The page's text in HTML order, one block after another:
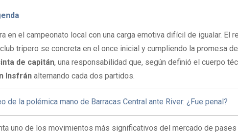
en el campeonato local con una carga emotiva difícil de igualar. El
tripero se concreta en el once inicial y cumpliendo la promesa
de capitán, una responsabilidad que, según definió el cuerpo
Insfrán alternando cada dos partidos.
de la polémica mano de Barracas Central ante River: ¿Fue penal?
uno de los movimientos más significativos del mercado de pases